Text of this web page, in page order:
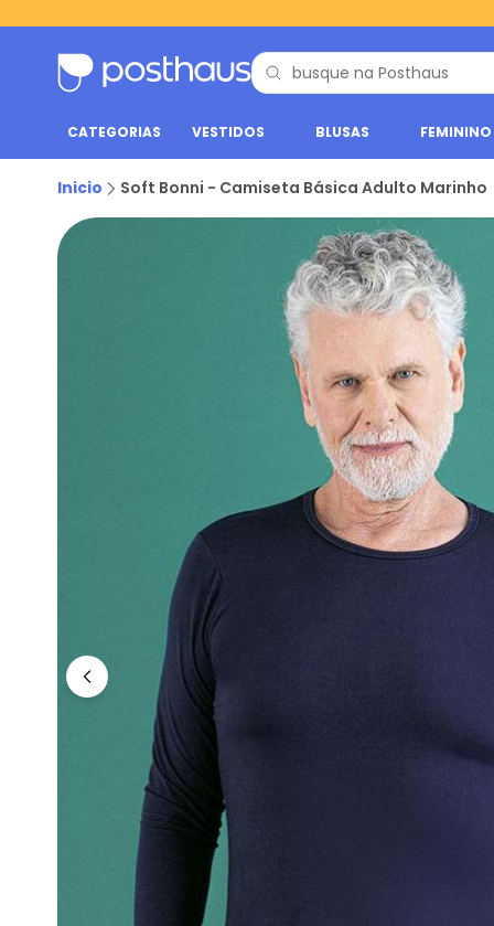
CATEGORIAS VESTIDOS BLUSAS FEMININO
Inicio Soft Bonni - Camiseta Básica Adulto Marinho